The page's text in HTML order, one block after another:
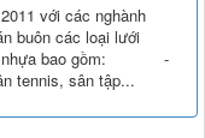
với các nghành
buôn các loại lưới
nhựa bao gồm: -
tennis, sân tập...